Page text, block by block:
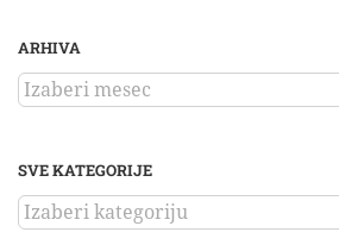
ARHIVA
ARHIVA
SVE KATEGORIJE
SVE
KATEGORIJE